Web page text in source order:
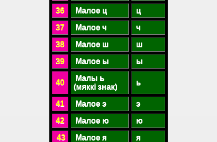
36 Малое ц ц
37 Малое ч ч
38 Малое ш ш
39 Малое ы ы
40
Малы ь
(мяккі знак)
ь
41 Малое э э
42 Малое ю ю
43 Малое я я